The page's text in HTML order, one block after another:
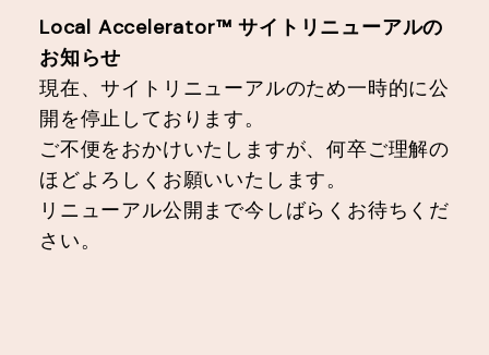
Local Accelerator™︎ サイトリニューアルの
お知らせ
現在、サイトリニューアルのため一時的に公
開を停止しております。
ご不便をおかけいたしますが、何卒ご理解の
ほどよろしくお願いいたします。
リニューアル公開まで今しばらくお待ちくだ
さい。